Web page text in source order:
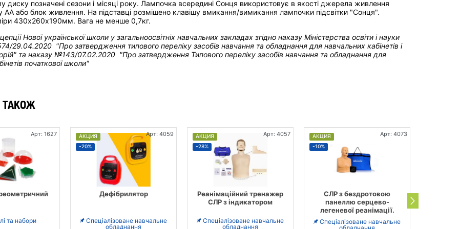
диску позначені сезони і місяці року. Лампочка всередині Сонця використовує в якості джерела живлення
АA або блок живлення. На підставці розмішено клавішу вмикання/вимикання лампочки підсвітки "Сонця".
430х260х190мм. Вага не менше 0,7кг.
Нової української школи у загальноосвітніх навчальних закладах згідно наказу Міністерства освіти і науки
29.04.2020 "Про затвердження типового переліку засобів навчання та обладнання для навчальних кабінетів і
та наказу №143/07.02.2020 "Про затвердження Типового переліку засобів навчання та обладнання для
початкової школи"
ТАКОЖ
Арт: 1627
та набори
АКЦИЯ
-20%
Арт: 4059
Дефібрилятор
Спеціалізоване навчальне
обладнання
АКЦИЯ
-28%
Арт: 4057
Реанімаційний тренажер
СЛР з індикатором
Спеціалізоване навчальне
обладнання
АКЦИЯ
-10%
Арт: 4073
СЛР з бездротовою
панеллю серцево-
легеневої реанімації.
Спеціалізоване навчальне